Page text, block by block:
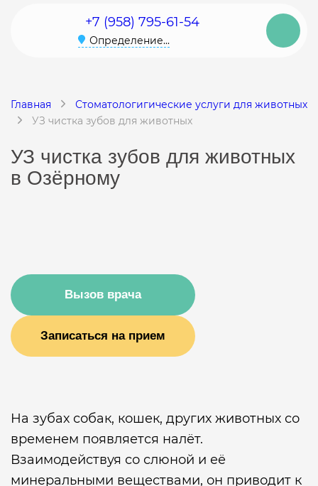
+7 (958) 795-61-54
Определение...
Главная
Стоматологигические услуги для животных
УЗ чистка зубов для животных
УЗ чистка зубов для животных
в Озёрному
Вызов врача
Записаться на прием
На зубах собак, кошек, других животных со
временем появляется налёт.
Взаимодействуя со слюной и её
минеральными веществами, он приводит к